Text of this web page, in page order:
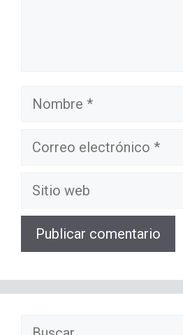
Nombre
Correo
Sitio
Buscar: